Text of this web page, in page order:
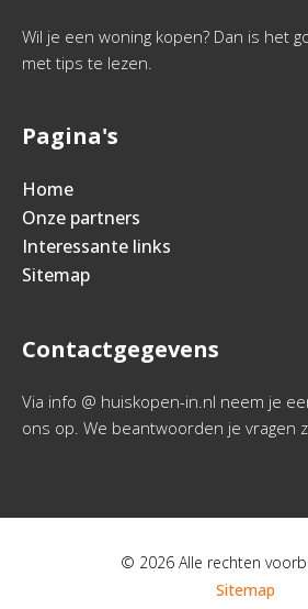
Wil je een woning kopen? Dan is het
met tips te lezen.
Pagina's
Home
Onze partners
Interessante links
Sitemap
Contactgegevens
Via info @ huiskopen-in.nl neem je
ons op. We beantwoorden je vragen
© 2026 Alle rechten
Sitemap